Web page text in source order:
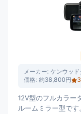
メーカー: ケンウッド
価格: 約38,800円
12V型のフルカラー
ルームミラー型で